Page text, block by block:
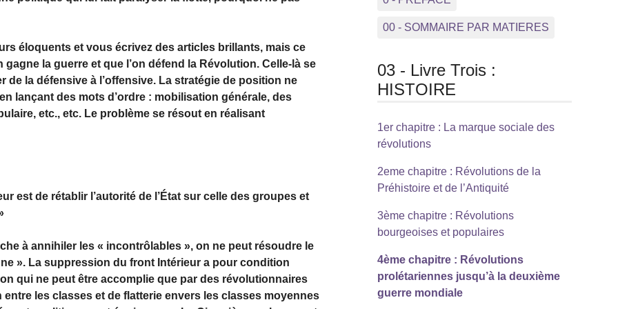
éloquents et vous écrivez des articles brillants, mais ce
la guerre et que l’on défend la Révolution. Celle-là se
la défensive à l’offensive. La stratégie de position ne
lançant des mots d’ordre : mobilisation générale, des
etc., etc. Le problème se résout en réalisant
est de rétablir l’autorité de l’État sur celle des groupes et
à annihiler les « incontrôlables », on ne peut résoudre le
». La suppression du front Intérieur a pour condition
qui ne peut être accomplie que par des révolutionnaires
les classes et de flatterie envers les classes moyennes
00 - SOMMAIRE PAR MATIERES
03 - Livre Trois :
HISTOIRE
1er chapitre : La marque sociale des
révolutions
2eme chapitre : Révolutions de la
Préhistoire et de l’Antiquité
3ème chapitre : Révolutions
bourgeoises et populaires
4ème chapitre : Révolutions
prolétariennes jusqu’à la deuxième
guerre mondiale